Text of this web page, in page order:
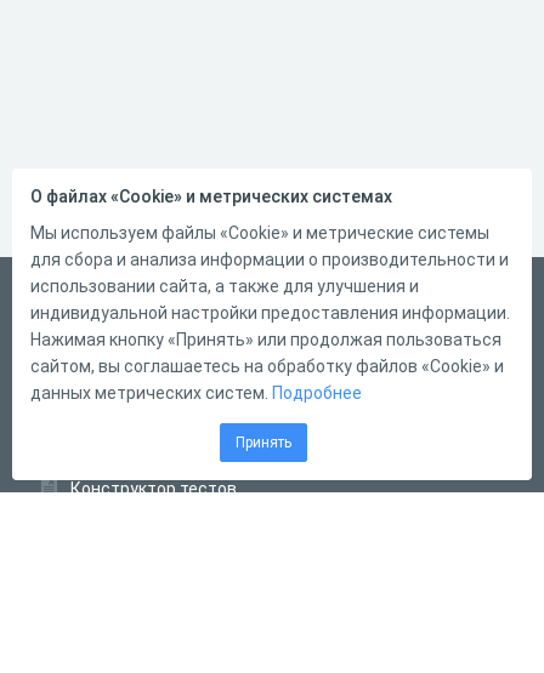
Русский
Справка
Форма обратной связи
Конструктор тестов
О файлах «Cookie» и метрических системах
Мы используем файлы «Cookie» и метрические системы
для сбора и анализа информации о производительности и
использовании сайта, а также для улучшения и
индивидуальной настройки предоставления информации.
Нажимая кнопку «Принять» или продолжая пользоваться
сайтом, вы соглашаетесь на обработку файлов «Cookie» и
данных метрических систем. Подробнее
Принять